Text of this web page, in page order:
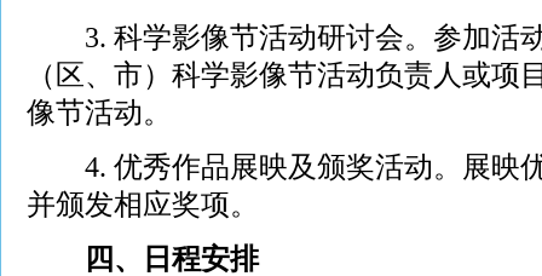
3. 科学影像节活动研讨会。参加活
（区、市）科学影像节活动负责人或项
像节活动。
4. 优秀作品展映及颁奖活动。展映
并颁发相应奖项。
四、日程安排